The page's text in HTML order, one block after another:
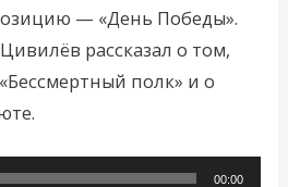
— «День Победы».
рассказал о том,
полк» и о
00:00